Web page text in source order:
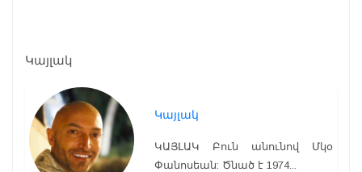
Կայլակ
Կայլակ
ԿԱՅԼԱԿ Բուն անունով Մկօ
Փանոսեան: Ծնած է 1974...